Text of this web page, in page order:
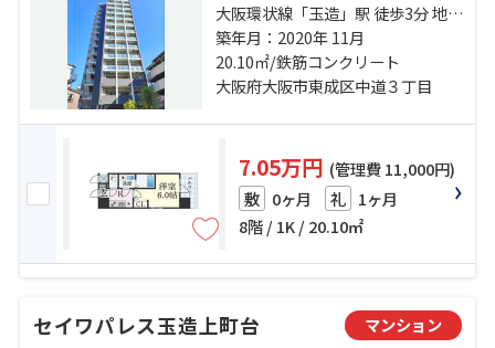
大阪環状線「玉造」駅 徒歩3分 地下
鉄長堀鶴見緑地「玉造」駅 徒歩3分
大阪環状線「森ノ宮」駅 徒歩10分
築年月：2020年 11月
20.10㎡/鉄筋コンクリート
大阪府大阪市東成区中道３丁目
7.05万円 (管理費 11,000円)
敷 0ヶ月 礼 1ヶ月
8階 / 1K / 20.10㎡
セイワパレス玉造上町台 マンション